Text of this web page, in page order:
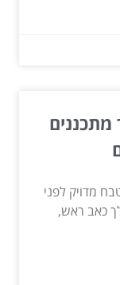
מדויק לפני
כאב ראש,